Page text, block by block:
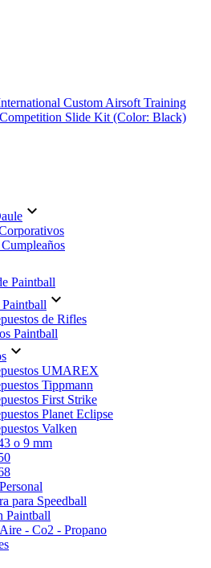
Custom Airsoft Training
Slide Kit (Color: Black)

Paintball

de Rifles
Paintball

UMAREX
Tippmann
First Strike
Planet Eclipse
Valken
o 9 mm
para Speedball
Paintball
- Co2 - Propano